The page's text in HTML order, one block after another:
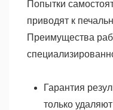
Попытки
приводят к
Преимущества
Гарантия
только